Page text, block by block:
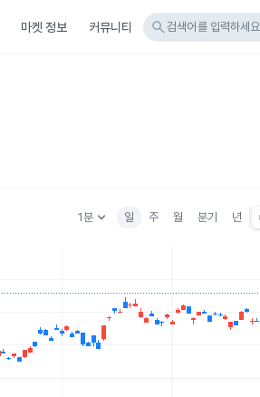
마켓 정보 커뮤니티 search 검색어를 입력하세요
1분keyboard_arrow_down 일 주 월 분기 년